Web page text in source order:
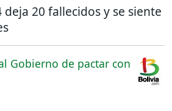
20 fallecidos y se siente